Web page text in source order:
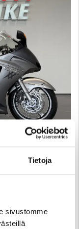
Tietoja
sivustomme
Tupla X!